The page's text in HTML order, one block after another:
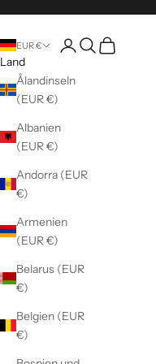
EUR €
Land
Ålandinseln
(EUR €)
Albanien
(EUR €)
Andorra (EUR
€)
Armenien
(EUR €)
Belarus (EUR
€)
Belgien (EUR
€)
Suche öffnen